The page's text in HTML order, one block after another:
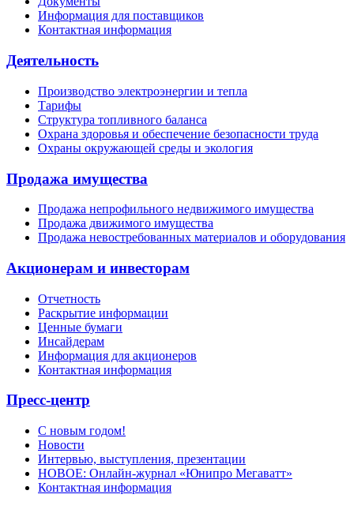
Информация для поставщиков
Контактная информация
Деятельность
Производство электроэнергии и тепла
Тарифы
Структура топливного баланса
Охрана здоровья и обеспечение безопасности труда
Охраны окружающей среды и экология
Продажа имущества
Продажа непрофильного недвижимого имущества
Продажа движимого имущества
Продажа невостребованных материалов и оборудования
Акционерам и инвесторам
Отчетность
Раскрытие информации
Ценные бумаги
Инсайдерам
Информация для акционеров
Контактная информация
Пресс-центр
С новым годом!
Новости
Интервью, выступления, презентации
НОВОЕ: Онлайн-журнал «Юнипро Мегаватт»
Контактная информация